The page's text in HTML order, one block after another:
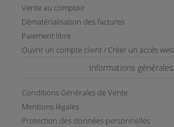
Vente au comptoir
Dématérialisation des factures
Paiement libre
Ouvrir un compte client / Créer un accès web
Informations générales
Conditions Générales de Vente
Mentions légales
Protection des données personnelles